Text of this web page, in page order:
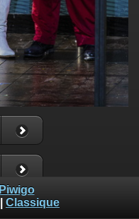
Piwigo
Classique